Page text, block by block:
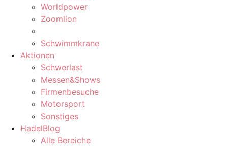
Worldpower
Zoomlion
Schwimmkrane
Aktionen
Schwerlast
Messen&Shows
Firmenbesuche
Motorsport
Sonstiges
HadelBlog
Alle Bereiche